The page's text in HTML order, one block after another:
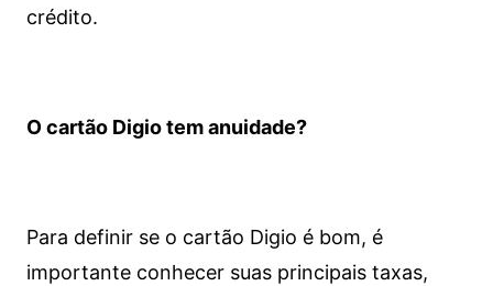
crédito.
O cartão Digio tem anuidade?
Para definir se o cartão Digio é bom, é
importante conhecer suas principais taxas,